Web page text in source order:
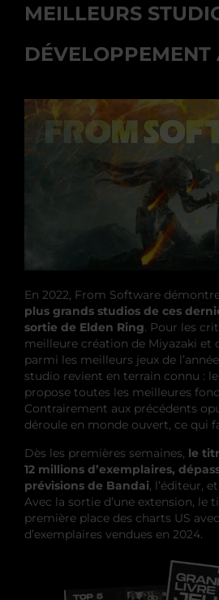
MEILLEURS
DÉVELOPPEMENT
En 2022, From Software
plus grands studios de ces
sortie de Elden Ring. Pour les
meilleure création de Miyazaki et
parmi les meilleurs jeux de
studio revient en terrain connu :
propose toutes les meilleures
Contrairement aux précédents
déroule en monde ouvert, ce qui
Dès les premières semaines, le
12 millions d’exemplaires,
prévisions de Bandai, l’éditeur,
Avec la sortie d’une extension, le
première place des charts US
d’exemplaires vendues en 2024.